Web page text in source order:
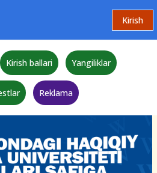
Kirish
Kirish ballari Yangiliklar
Reklama